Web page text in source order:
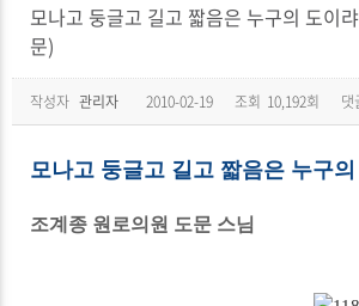
모나고 둥글고 길고 짧음은 누구의 도이
문)
작성자 관리자 2010-02-19 조회 10,192회 댓
모나고 둥글고 길고 짧음은 누구
조계종 원로의원 도문 스님